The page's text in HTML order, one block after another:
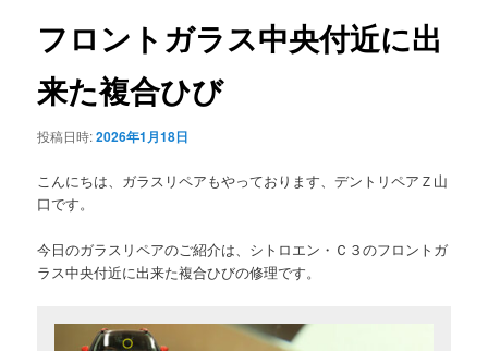
ー
ョ
ン
フロントガラス中央付近に出
来た複合ひび
投稿日時:2026年1月18日
こんにちは、ガラスリペアもやっております、デントリペアＺ山
口です。
今日のガラスリペアのご紹介は、シトロエン・Ｃ３のフロントガ
ラス中央付近に出来た複合ひびの修理です。